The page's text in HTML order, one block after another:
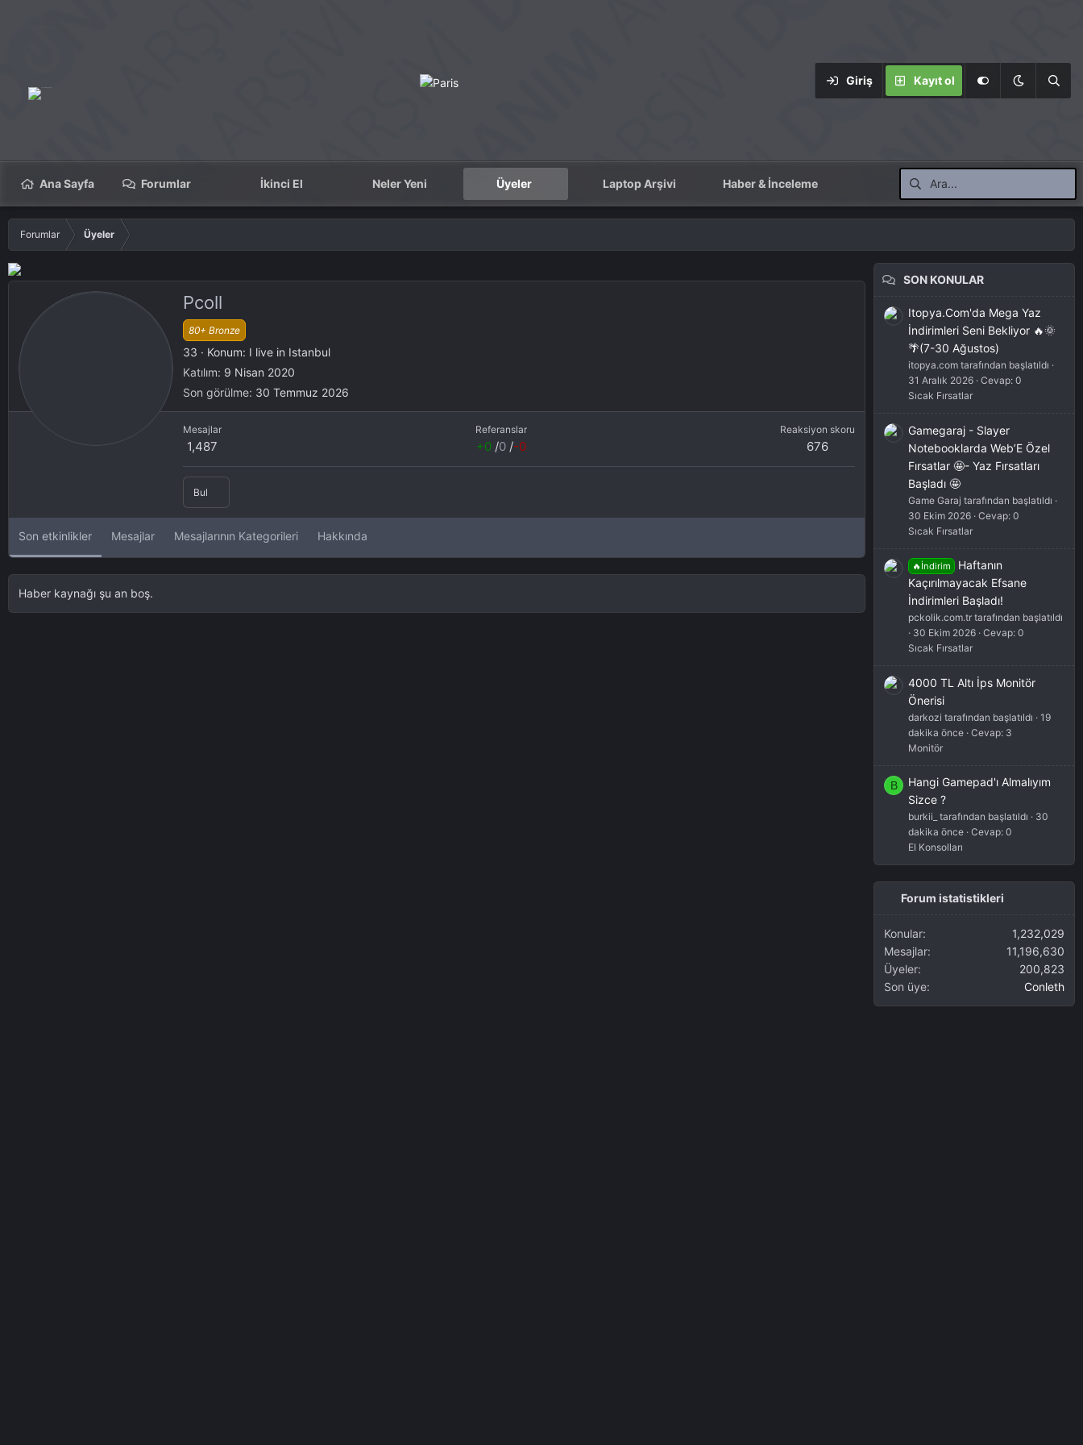
Giriş Kayıt ol
Ana Sayfa Forumlar İkinci El Neler Yeni Üyeler Laptop Arşivi Haber & İnceleme
Forumlar Üyeler
Pcoll
80+ Bronze
33 · Konum: I live in Istanbul
Katılım 9 Nisan 2020
Son görülme 30 Temmuz 2026
Mesajlar
1,487
Referanslar
+0/0/-0
Reaksiyon skoru
676
Bul
Son etkinlikler Mesajlar Mesajlarının Kategorileri Hakkında
Haber kaynağı şu an boş.
SON KONULAR
Itopya.Com'da Mega Yaz
İndirimleri Seni Bekliyor 🔥🌞
🌴(7-30 Ağustos)
itopya.com tarafından başlatıldı
31 Aralık 2026 Cevap: 0
Sıcak Fırsatlar
Gamegaraj - Slayer
Notebooklarda Web’E Özel
Fırsatlar 🤩- Yaz Fırsatları
Başladı 🤩
Game Garaj tarafından başlatıldı
30 Ekim 2026 Cevap: 0
Sıcak Fırsatlar
🔥İndirim
Haftanın
Kaçırılmayacak Efsane
İndirimleri Başladı!
pckolik.com.tr tarafından başlatıldı
30 Ekim 2026 Cevap: 0
Sıcak Fırsatlar
4000 TL Altı İps Monitör
Önerisi
darkozi tarafından başlatıldı
19
dakika önce Cevap: 3
Monitör
B
Hangi Gamepad'ı Almalıyım
Sizce ?
burkii_ tarafından başlatıldı
30
dakika önce Cevap: 0
El Konsolları
Forum istatistikleri
Konular
1,232,029
Mesajlar
11,196,630
Üyeler
200,823
Son üye
Conleth